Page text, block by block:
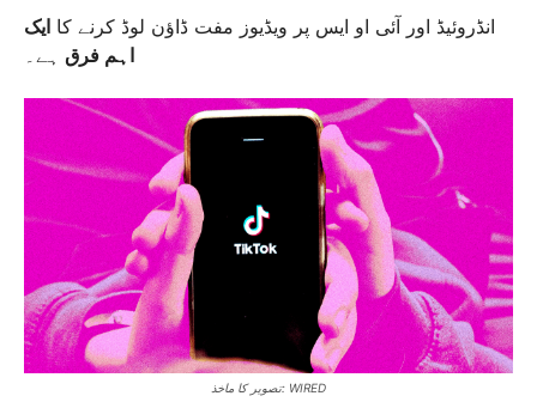
انڈروئیڈ اور آئی او ایس پر ویڈیوز مفت ڈاؤن لوڈ کرنے کا ایک
اہم فرق ہے۔
تصویر کا ماخذ: WIRED